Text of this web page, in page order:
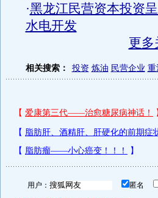
·黑龙江民营资本投资
水电开发
更
相关搜索： 投资 炼油 民营企业 重
用户： 匿名